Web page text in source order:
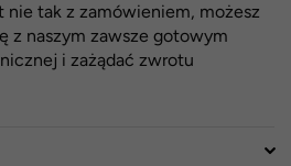
nie tak z zamówieniem, możesz
z naszym zawsze gotowym
i zażądać zwrotu